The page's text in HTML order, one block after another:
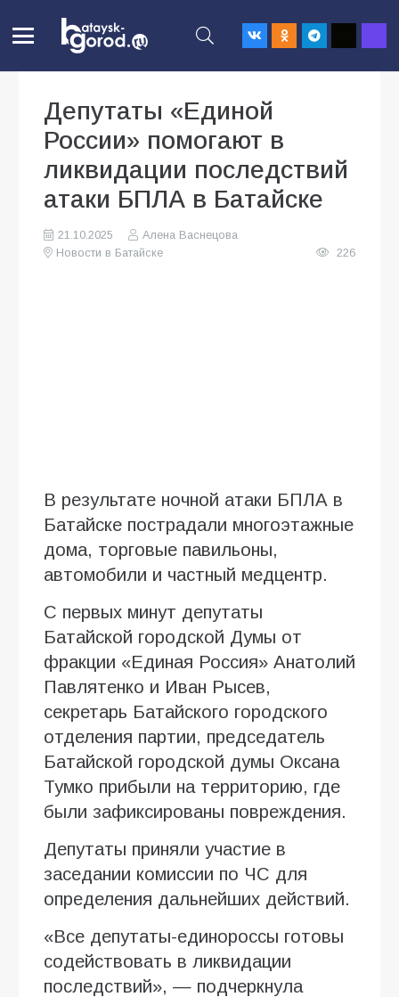
Депутаты «Единой
России» помогают в
ликвидации последствий
атаки БПЛА в Батайске
21.10.2025
Алена Васнецова
Новости в Батайске
226
В результате ночной атаки БПЛА в
Батайске пострадали многоэтажные
дома, торговые павильоны,
автомобили и частный медцентр.
С первых минут депутаты
Батайской городской Думы от
фракции «Единая Россия» Анатолий
Павлятенко и Иван Рысев,
секретарь Батайского городского
отделения партии, председатель
Батайской городской думы Оксана
Тумко прибыли на территорию, где
были зафиксированы повреждения.
Депутаты приняли участие в
заседании комиссии по ЧС для
определения дальнейших действий.
«Все депутаты-единороссы готовы
содействовать в ликвидации
последствий», — подчеркнула